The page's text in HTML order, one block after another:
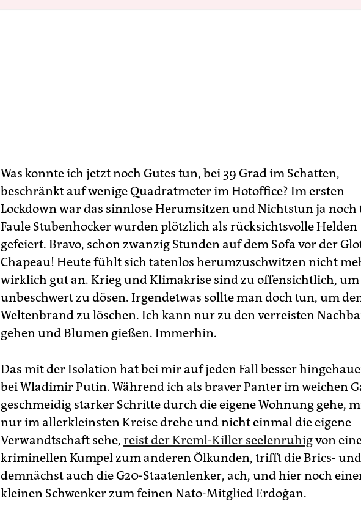
Was konnte ich jetzt noch Gutes tun, bei 39 Grad im Schatten,
beschränkt auf wenige Quadratmeter im Hotoffice? Im ersten
Lockdown war das sinnlose Herumsitzen und Nichtstun ja noch
Faule Stubenhocker wurden plötzlich als rücksichtsvolle Helden
gefeiert. Bravo, schon zwanzig Stunden auf dem Sofa vor der
Chapeau! Heute fühlt sich tatenlos herumzuschwitzen nicht
wirklich gut an. Krieg und Klimakrise sind zu offensichtlich, um
unbeschwert zu dösen. Irgendetwas sollte man doch tun, um
Weltenbrand zu löschen. Ich kann nur zu den verreisten
gehen und Blumen gießen. Immerhin.
Das mit der Isolation hat bei mir auf jeden Fall besser
bei Wladimir Putin. Während ich als braver Panter im weichen
geschmeidig starker Schritte durch die eigene Wohnung gehe,
nur im allerkleinsten Kreise drehe und nicht einmal die eigene
Verwandtschaft sehe, reist der Kreml-Killer seelenruhigvon
kriminellen Kumpel zum anderen Ölkunden, trifft die Brics- und
demnächst auch die G20-Staatenlenker, ach, und hier noch
kleinen Schwenker zum feinen Nato-Mitglied Erdoğan.